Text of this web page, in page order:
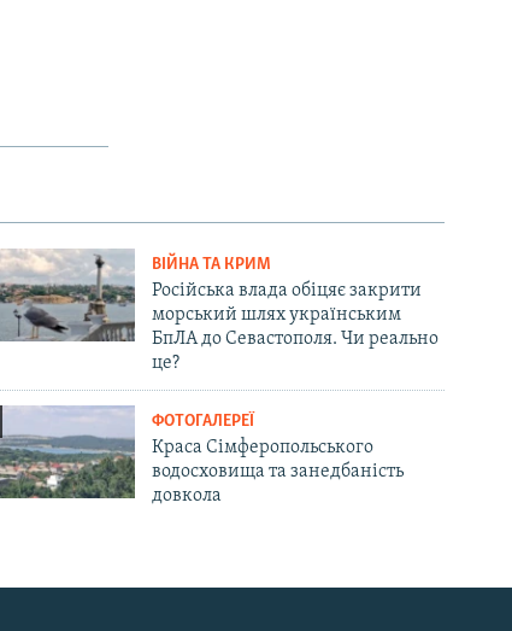
ВІЙНА ТА КРИМ
Російська влада обіцяє закрити
морський шлях українським
БпЛА до Севастополя. Чи реально
це?
ФОТОГАЛЕРЕЇ
Краса Сімферопольського
водосховища та занедбаність
довкола